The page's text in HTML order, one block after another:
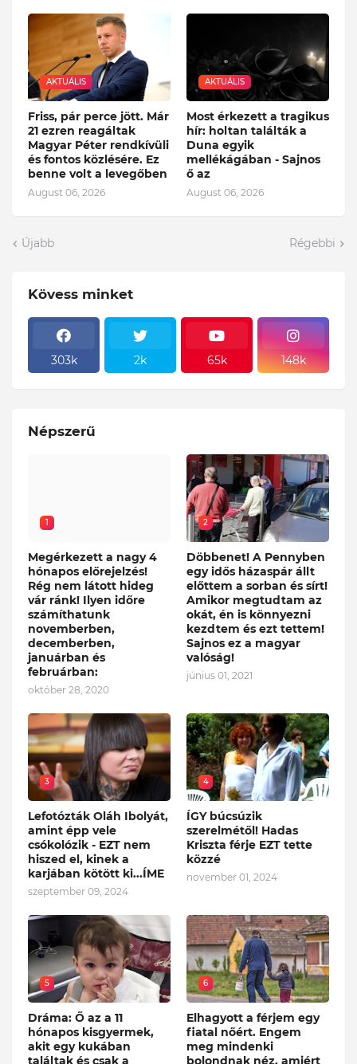
AKTUÁLIS
Friss, pár perce jött. Már
21 ezren reagáltak
Magyar Péter rendkívüli
és fontos közlésére. Ez
benne volt a levegőben
August 06, 2026
AKTUÁLIS
Most érkezett a tragikus
hír: holtan találták a
Duna egyik
mellékágában - Sajnos
ő az
August 06, 2026
Újabb Régebbi
Kövess minket
303k 2k 65k 148k
Népszerű
1
Megérkezett a nagy 4
hónapos előrejelzés!
Rég nem látott hideg
vár ránk! Ilyen időre
számíthatunk
novemberben,
decemberben,
januárban és
februárban:
október 28, 2020
2
Döbbenet! A Pennyben
egy idős házaspár állt
előttem a sorban és sírt!
Amikor megtudtam az
okát, én is könnyezni
kezdtem és ezt tettem!
Sajnos ez a magyar
valóság!
június 01, 2021
3
Lefotózták Oláh Ibolyát,
amint épp vele
csókolózik - EZT nem
hiszed el, kinek a
karjában kötött ki...ÍME
szeptember 09, 2024
4
ÍGY búcsúzik
szerelmétől! Hadas
Kriszta férje EZT tette
közzé
november 01, 2024
5
Dráma: Ő az a 11
hónapos kisgyermek,
akit egy kukában
találtak és csak a
6
Elhagyott a férjem egy
fiatal nőért. Engem
meg mindenki
bolondnak néz, amiért